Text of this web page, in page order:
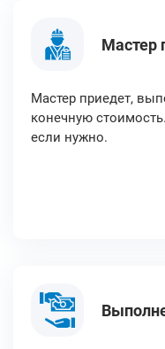
Мастер
Мастер приедет,
конечную
если нужно.